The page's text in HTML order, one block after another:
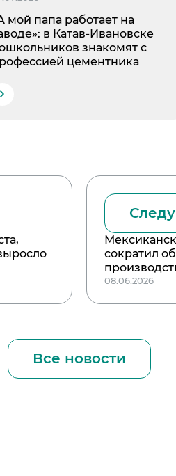
мой папа работает на
в Катав-Ивановске
знакомят с
цементника
сократил
08.06.2026
Все новости